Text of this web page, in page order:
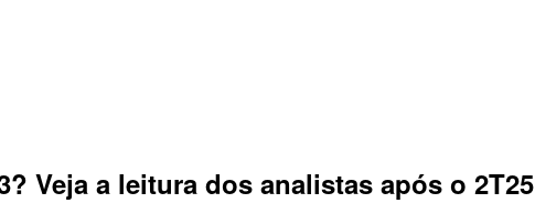
Veja a leitura dos analistas após o 2T25